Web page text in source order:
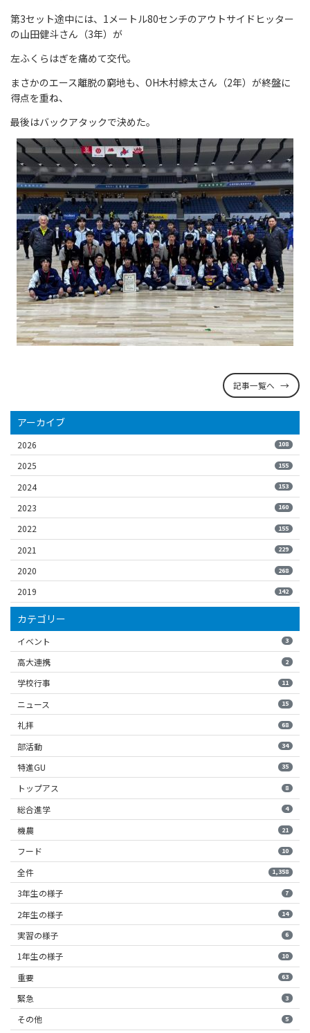
第3セット途中には、1メートル80センチのアウトサイドヒッター
の山田健斗さん（3年）が
左ふくらはぎを痛めて交代。
まさかのエース離脱の窮地も、OH木村綜太さん（2年）が終盤に
得点を重ね、
最後はバックアタックで決めた。
記事一覧へ
アーカイブ
2026 108
2025 155
2024 153
2023 160
2022 155
2021 229
2020 268
2019 142
カテゴリー
イベント 3
高大連携 2
学校行事 11
ニュース 15
礼拝 68
部活動 34
特進GU 35
トップアス 8
総合進学 4
機農 21
フード 10
全件 1,358
3年生の様子 7
2年生の様子 14
実習の様子 6
1年生の様子 10
重要 63
緊急 3
その他 5